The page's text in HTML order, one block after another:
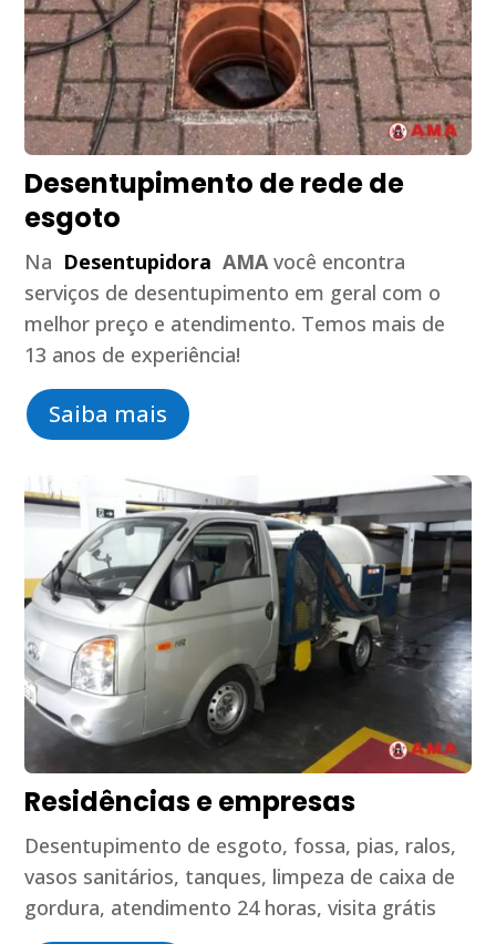
Desentupimento de rede de
esgoto
Na Desentupidora AMAvocê encontra
serviços de desentupimento em geral com o
melhor preço e atendimento. Temos mais de
13 anos de experiência!
Saiba mais
Residências e empresas
Desentupimento de esgoto, fossa, pias, ralos,
vasos sanitários, tanques, limpeza de caixa de
gordura, atendimento 24 horas, visita grátis